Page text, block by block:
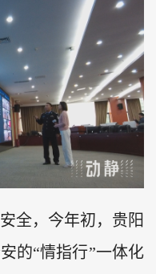
全，今年初，贵阳
的“情指行”一体化